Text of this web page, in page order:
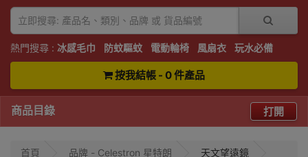
熱門搜尋 : 冰感毛巾 防蚊驅蚊 電動輪椅 風扇衣 玩水必備
按我結帳 - 0 件產品
商品目錄 打開
首頁 品牌 - Celestron 星特朗 天文望遠鏡